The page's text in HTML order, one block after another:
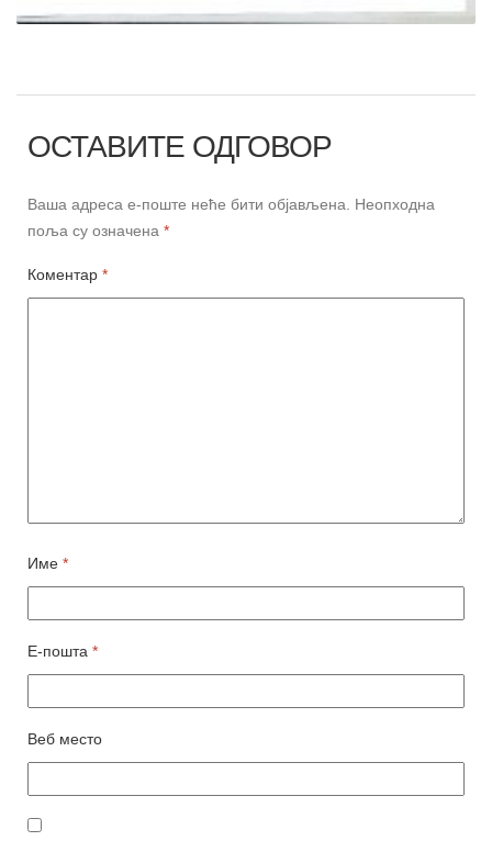
ОСТАВИТЕ ОДГОВОР
Ваша адреса е-поште неће бити објављена.
Неопходна
поља су означена *
Коментар *
Име *
Е-пошта *
Веб место